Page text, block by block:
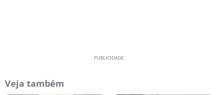
Veja também